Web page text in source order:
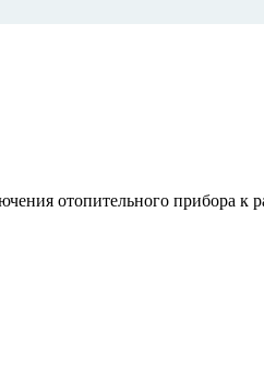
отопительного прибора к